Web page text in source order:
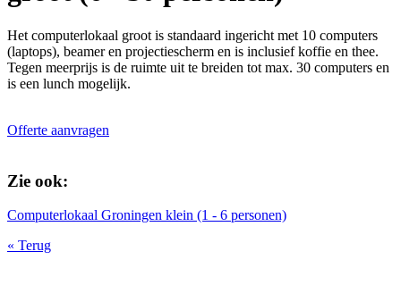
Het computerlokaal groot is standaard ingericht met 10 computers
(laptops), beamer en projectiescherm en is inclusief koffie en thee.
Tegen meerprijs is de ruimte uit te breiden tot max. 30 computers en
is een lunch mogelijk.
Offerte aanvragen
Zie ook:
Computerlokaal Groningen klein (1 - 6 personen)
« Terug